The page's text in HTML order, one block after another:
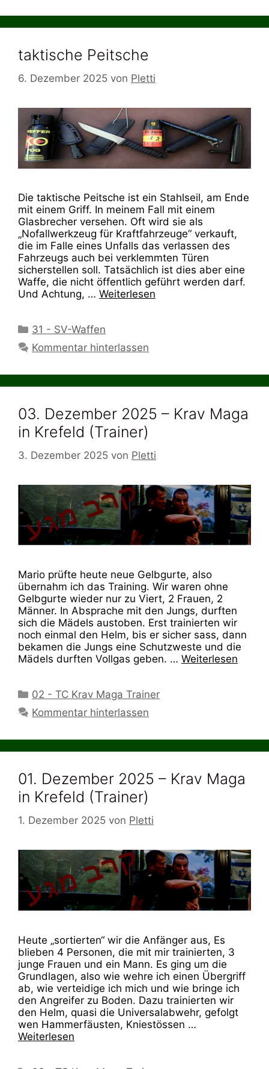
taktische Peitsche
6. Dezember 2025 von Pletti
Die taktische Peitsche ist ein Stahlseil, am Ende
mit einem Griff. In meinem Fall mit einem
Glasbrecher versehen. Oft wird sie als
„Nofallwerkzeug für Kraftfahrzeuge“ verkauft,
die im Falle eines Unfalls das verlassen des
Fahrzeugs auch bei verklemmten Türen
sicherstellen soll. Tatsächlich ist dies aber eine
Waffe, die nicht öffentlich geführt werden darf.
Und Achtung, … Weiterlesen
Kategorien
31 - SV-Waffen
Kommentar hinterlassen
03. Dezember 2025 – Krav Maga
in Krefeld (Trainer)
3. Dezember 2025 von Pletti
Mario prüfte heute neue Gelbgurte, also
übernahm ich das Training. Wir waren ohne
Gelbgurte wieder nur zu Viert, 2 Frauen, 2
Männer. In Absprache mit den Jungs, durften
sich die Mädels austoben. Erst trainierten wir
noch einmal den Helm, bis er sicher sass, dann
bekamen die Jungs eine Schutzweste und die
Mädels durften Vollgas geben. … Weiterlesen
Kategorien
02 - TC Krav Maga Trainer
Kommentar hinterlassen
01. Dezember 2025 – Krav Maga
in Krefeld (Trainer)
1. Dezember 2025 von Pletti
Heute „sortierten“ wir die Anfänger aus, Es
blieben 4 Personen, die mit mir trainierten, 3
junge Frauen und ein Mann. Es ging um die
Grundlagen, also wie wehre ich einen Übergriff
ab, wie verteidige ich mich und wie bringe ich
den Angreifer zu Boden. Dazu trainierten wir
den Helm, quasi die Universalabwehr, gefolgt
wen Hammerfäusten, Kniestössen …
Weiterlesen